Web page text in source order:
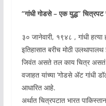
“गांधी गोडसे – एक युद्ध” चित्रपट
३० जानेवारी, १९४८ , गांधी
इतिहासात बरीच मोठी
जिवंत असते तल काय चित्र असतं
वजाहत यांच्या ‘गोडसे ॲट गांधी
आधारित आहे.
अर्थात चित्रपटात भारत